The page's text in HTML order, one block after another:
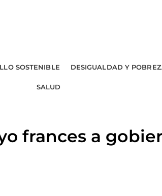
SOSTENIBLE DESIGUALDAD Y
SALUD
frances a